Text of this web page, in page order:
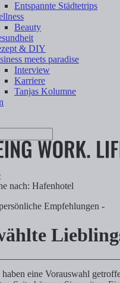
Entspannte Städtetrips
Beauty
& DIY
meets paradise
Interview
Karriere
Tanjas Kolumne
nach: Hafenhotel
Empfehlungen -
eine Vorauswahl